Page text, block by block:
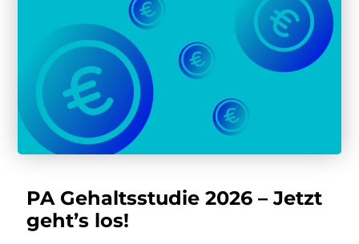
PA Gehaltsstudie 2026 – Jetzt
geht’s los!